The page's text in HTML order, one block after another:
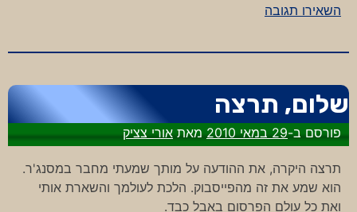
השאירו תגובה
שלום, תרצה
פורסם ב-29 במאי 2010 מאתאורי צציק
תרצה היקרה, את ההודעה על מותך שמעתי מחבר במסנג'ר.
הוא שמע את זה מהפייסבוק. הלכת לעולמך והשארת אותי
ואת כל עולם הפרסום באבל כבד.